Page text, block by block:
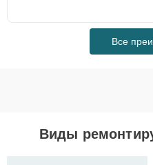
Все
Виды